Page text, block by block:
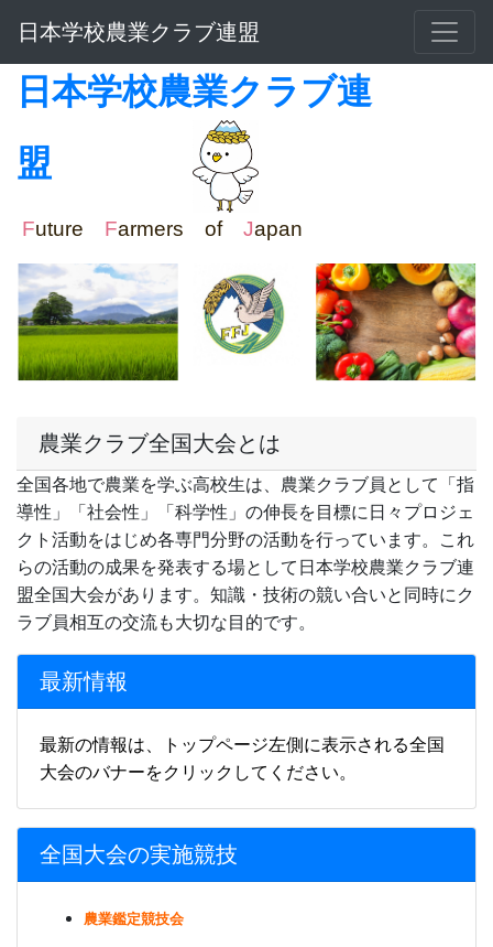
日本学校農業クラブ連盟
日本学校農業クラブ連
盟
Future Farmers of Japan
農業クラブ全国大会とは
全国各地で農業を学ぶ高校生は、農業クラブ員として「指
導性」「社会性」「科学性」の伸長を目標に日々プロジェ
クト活動をはじめ各専門分野の活動を行っています。これ
らの活動の成果を発表する場として日本学校農業クラブ連
盟全国大会があります。知識・技術の競い合いと同時にク
ラブ員相互の交流も大切な目的です。
最新情報
最新の情報は、トップページ左側に表示される全国
大会のバナーをクリックしてください。
全国大会の実施競技
農業鑑定競技会